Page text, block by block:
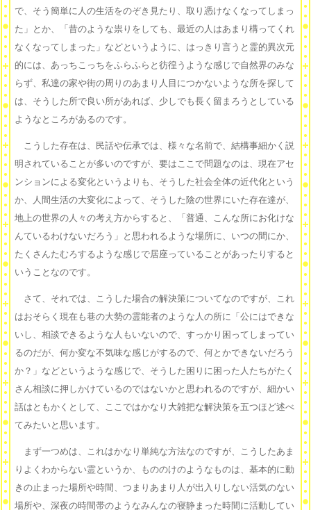
で、そう簡単に人の生活をのぞき見たり、取り憑けなくなってしまっ
た」とか、「昔のような祟りをしても、最近の人はあまり構ってくれ
なくなってしまった」などというように、はっきり言うと霊的異次元
的には、あっちこっちをふらふらと彷徨うような感じで自然界のみな
らず、私達の家や街の周りのあまり人目につかないような所を探して
は、そうした所で良い所があれば、少しでも長く留まろうとしている
ようなところがあるのです。
こうした存在は、民話や伝承では、様々な名前で、結構事細かく説
明されていることが多いのですが、要はここで問題なのは、現在アセ
ンションによる変化というよりも、そうした社会全体の近代化という
か、人間生活の大変化によって、そうした陰の世界にいた存在達が、
地上の世界の人々の考え方からすると、「普通、こんな所にお化けな
んているわけないだろう」と思われるような場所に、いつの間にか、
たくさんたむろするような感じで居座っていることがあったりすると
いうことなのです。
さて、それでは、こうした場合の解決策についてなのですが、これ
はおそらく現在も巷の大勢の霊能者のような人の所に「公にはできな
いし、相談できるような人もいないので、すっかり困ってしまってい
るのだが、何か変な不気味な感じがするので、何とかできないだろう
か？」などというような感じで、そうした困りに困った人たちがたく
さん相談に押しかけているのではないかと思われるのですが、細かい
話はともかくとして、ここではかなり大雑把な解決策を五つほど述べ
てみたいと思います。
まず一つめは、これはかなり単純な方法なのですが、こうしたあま
りよくわからない霊というか、もののけのようなものは、基本的に動
きの止まった場所や時間、つまりあまり人が出入りしない活気のない
場所や、深夜の時間帯のようなみんなの寝静まった時間に活動してい